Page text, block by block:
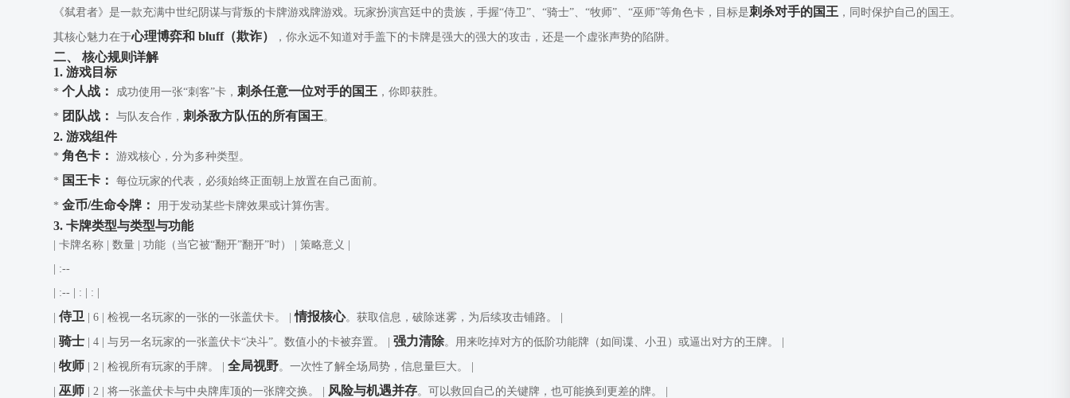
《弑君者》是一款充满中世纪阴谋与背叛的卡牌游戏牌游戏。玩家扮演宫廷中的贵族，手握“侍卫”、“骑士”、“牧师”、“巫师”等角色卡，目标是刺杀对手的国王 ，同时保护自己的国王。
其核心魅力在于心理博弈和 bluff（欺诈） ，你永远不知道对手盖下的卡牌是强大的强大的攻击，还是一个虚张声势的陷阱。
二、 核心规则详解
1. 游戏目标
*个人战： 成功使用一张“刺客”卡，刺杀任意一位对手的国王 ，你即获胜。
* 团队战： 与队友合作，刺杀敌方队伍的所有国王。
2. 游戏组件
*角色卡： 游戏核心，分为多种类型。
* 国王卡： 每位玩家的代表，必须始终正面朝上放置在自己面前。
*金币/生命令牌： 用于发动某些卡牌效果或计算伤害。
3. 卡牌类型与类型与功能
| 卡牌名称 | 数量 | 功能（当它被“翻开”翻开”时） | 策略意义 |
| :--
| :--
| : | : |
|侍卫 | 6 | 检视一名玩家的一张的一张盖伏卡。 |情报核心。获取信息，破除迷雾，为后续攻击铺路。 |
|骑士 | 4 | 与另一名玩家的一张盖伏卡“决斗”。数值小的卡被弃置。 |强力清除。用来吃掉对方的低阶功能牌（如间谍、小丑）或逼出对方的王牌。 |
|牧师 | 2 | 检视所有玩家的手牌。 |全局视野。一次性了解全场局势，信息量巨大。 |
|巫师 | 2 | 将一张盖伏卡与中央牌库顶的一张牌交换。 | 风险与机遇并存。可以救回自己的关键牌，也可能换到更差的牌。 |